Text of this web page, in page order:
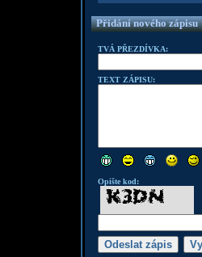
Přidání nového zápisu
TVÁ PŘEZDÍVKA:
TEXT ZÁPISU:
Opište kod: